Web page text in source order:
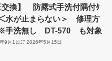
交換】 防露式手洗付隅付ﾀ
水が止まらない＞ 修理方
洗無し DT-570 も対象
9月1日 2026年5月15日